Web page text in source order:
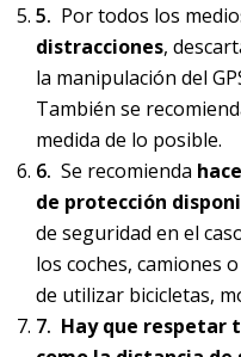
Por todos los
distracciones,
la manipulación del
También se
medida de lo posible.
Se recomienda
de protección
de seguridad en el
los coches, camiones
de utilizar bicicletas,
Hay que respetar